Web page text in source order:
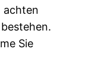
achten
Sie